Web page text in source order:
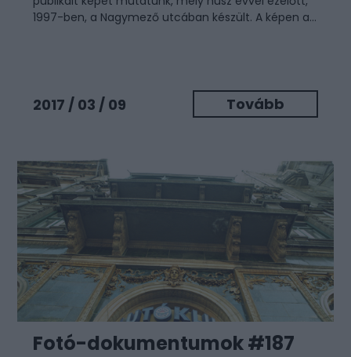
1997-ben, a Nagymező utcában készült. A képen a...
2017 / 03 / 09 Tovább
Fotó-dokumentumok #187